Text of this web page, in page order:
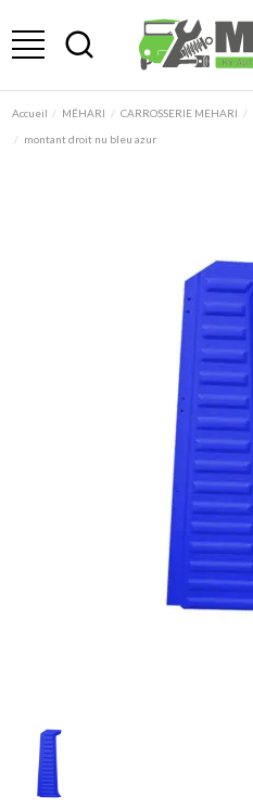
Accueil MÉHARI CARROSSERIE MEHARI
montant droit nu bleu azur